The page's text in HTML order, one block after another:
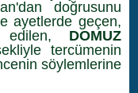
doğrusunu
ayetlerde geçen,
edilen, DOMUZ
tercümenin
söylemlerine